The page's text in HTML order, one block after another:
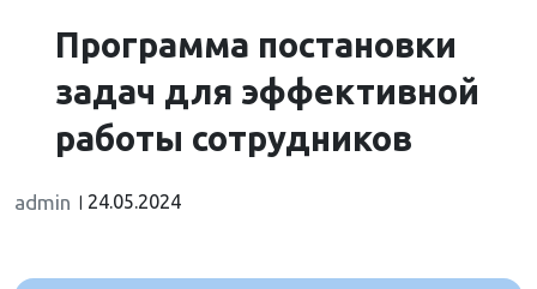
Программа постановки
задач для эффективной
работы сотрудников
admin 24.05.2024